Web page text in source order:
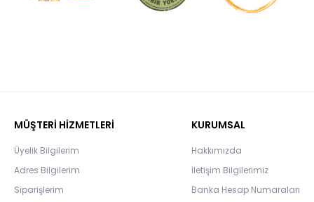
MÜŞTERİ HİZMETLERİ
Üyelik Bilgilerim
Adres Bilgilerim
Siparişlerim
KURUMSAL
Hakkımızda
İletişim Bilgilerimiz
Banka Hesap Numaraları